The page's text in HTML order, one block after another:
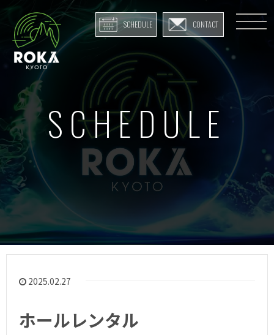
SCHEDULE CONTACT
SCHEDULE
2025.02.27
ホールレンタル